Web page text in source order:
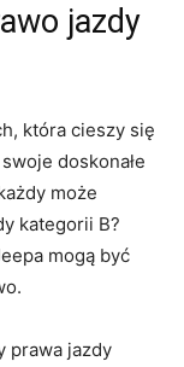
jazdy‍
​która cieszy się
​doskonałe
może
​kategorii B?
⁤mogą być
prawa‌ jazdy